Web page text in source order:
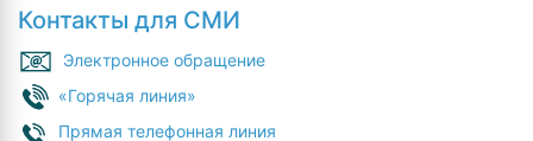
Контакты для СМИ
Электронное обращение
«Горячая линия»
Прямая телефонная линия